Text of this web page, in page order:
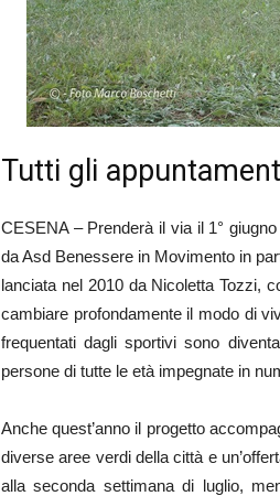
Tutti gli
CESENA – Prenderà il via il 1°
da Asd Benessere in Movimento in
lanciata nel 2010 da Nicoletta Tozzi,
cambiare profondamente il modo di
frequentati dagli sportivi sono
persone di tutte le età impegnate in
Anche quest’anno il progetto
diverse aree verdi della città e
alla seconda settimana di luglio,